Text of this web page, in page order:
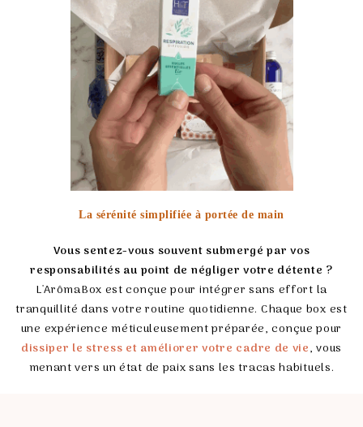
La sérénité simplifiée à portée de main
Vous sentez-vous souvent submergé par vos
responsabilités au point de négliger votre détente ?
L'ArômaBox est conçue pour intégrer sans effort la
tranquillité dans votre routine quotidienne. Chaque box est
une expérience méticuleusement préparée, conçue pour
dissiper le stress et améliorer votre cadre de vie, vous
menant vers un état de paix sans les tracas habituels.